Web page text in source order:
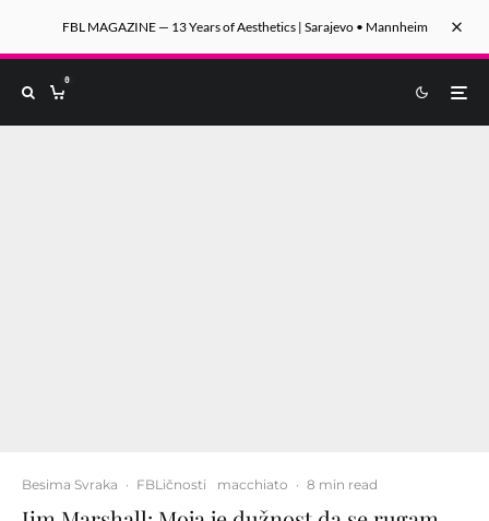
FBL MAGAZINE — 13 Years of Aesthetics | Sarajevo • Mannheim
0
Besima Svraka · FBLičnosti macchiato · 8 min read